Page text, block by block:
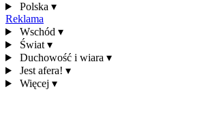
Polska ▾
Reklama
Wschód ▾
Świat ▾
Duchowość i wiara ▾
Jest afera! ▾
Więcej ▾